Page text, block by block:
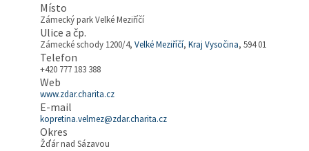
Místo
Zámecký park Velké Meziříčí
Ulice a čp.
Zámecké schody 1200/4,Velké Meziříčí,Kraj Vysočina, 594 01
Telefon
+420 777 183 388
Web
www.zdar.charita.cz
E-mail
kopretina.velmez@zdar.charita.cz
Okres
Žďár nad Sázavou